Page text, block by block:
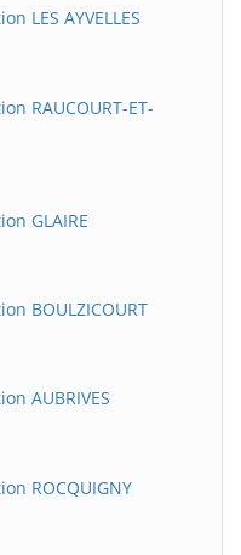
LES AYVELLES
RAUCOURT-ET-
GLAIRE
BOULZICOURT
AUBRIVES
ROCQUIGNY